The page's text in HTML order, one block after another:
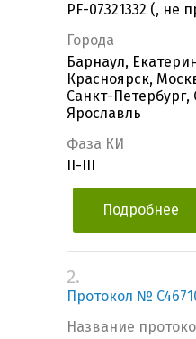
PF-07321332 (, не
Города
Барнаул,
Красноярск,
Санкт-Петербург,
Ярославль
Фаза КИ
II-III
Подробнее
2.
Протокол №
Название